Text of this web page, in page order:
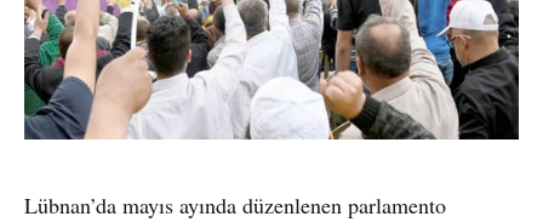
Lübnan’da mayıs ayında düzenlenen parlamento